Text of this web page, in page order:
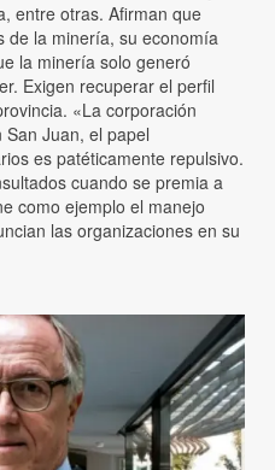
entre otras. Afirman que
de la minería, su economía
la minería solo generó
Exigen recuperar el perfil
«La corporación
Juan, el papel
es patéticamente repulsivo.
cuando se premia a
como ejemplo el manejo
las organizaciones en su